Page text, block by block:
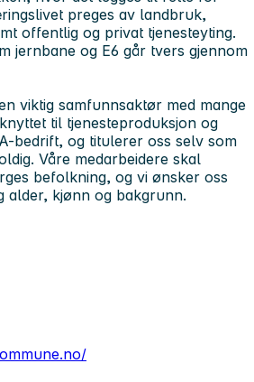
preges av landbruk,
offentlig og privat tjenesteyting.
jernbane og E6 går tvers gjennom
viktig samfunnsaktør med mange
til tjenesteproduksjon og
bedrift, og titulerer oss selv som
Våre medarbeidere skal
befolkning, og vi ønsker oss
alder, kjønn og bakgrunn.